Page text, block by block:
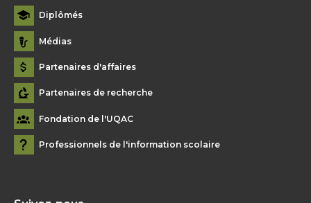
Diplômés
Médias
Partenaires d'affaires
Partenaires de recherche
Fondation de l'UQAC
Professionnels de l'information scolaire